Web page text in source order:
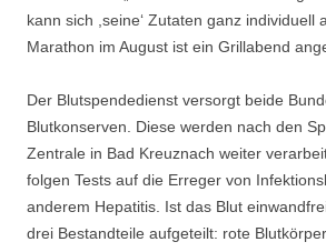
kann sich ,seine‘ Zutaten ganz individuell
Marathon im August ist ein Grillabend
Der Blutspendedienst versorgt beide
Blutkonserven. Diese werden nach den
Zentrale in Bad Kreuznach weiter
folgen Tests auf die Erreger von
anderem Hepatitis. Ist das Blut
drei Bestandteile aufgeteilt: rote